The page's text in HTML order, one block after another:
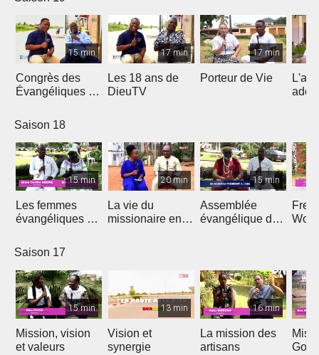
15 min
Congrès des
Évangéliques de
Francophone
17 min
Les 18 ans de
DieuTV
17 min
Porteur de Vie
ados
Saison 18
15 min
Les femmes
évangéliques du
20 min
La vie du
missionaire en
15 min
Assemblée
évangélique de
Free
Saison 17
15 min
Mission, vision
et valeurs
13 min
Vision et
synergie
16 min
La mission des
artisans